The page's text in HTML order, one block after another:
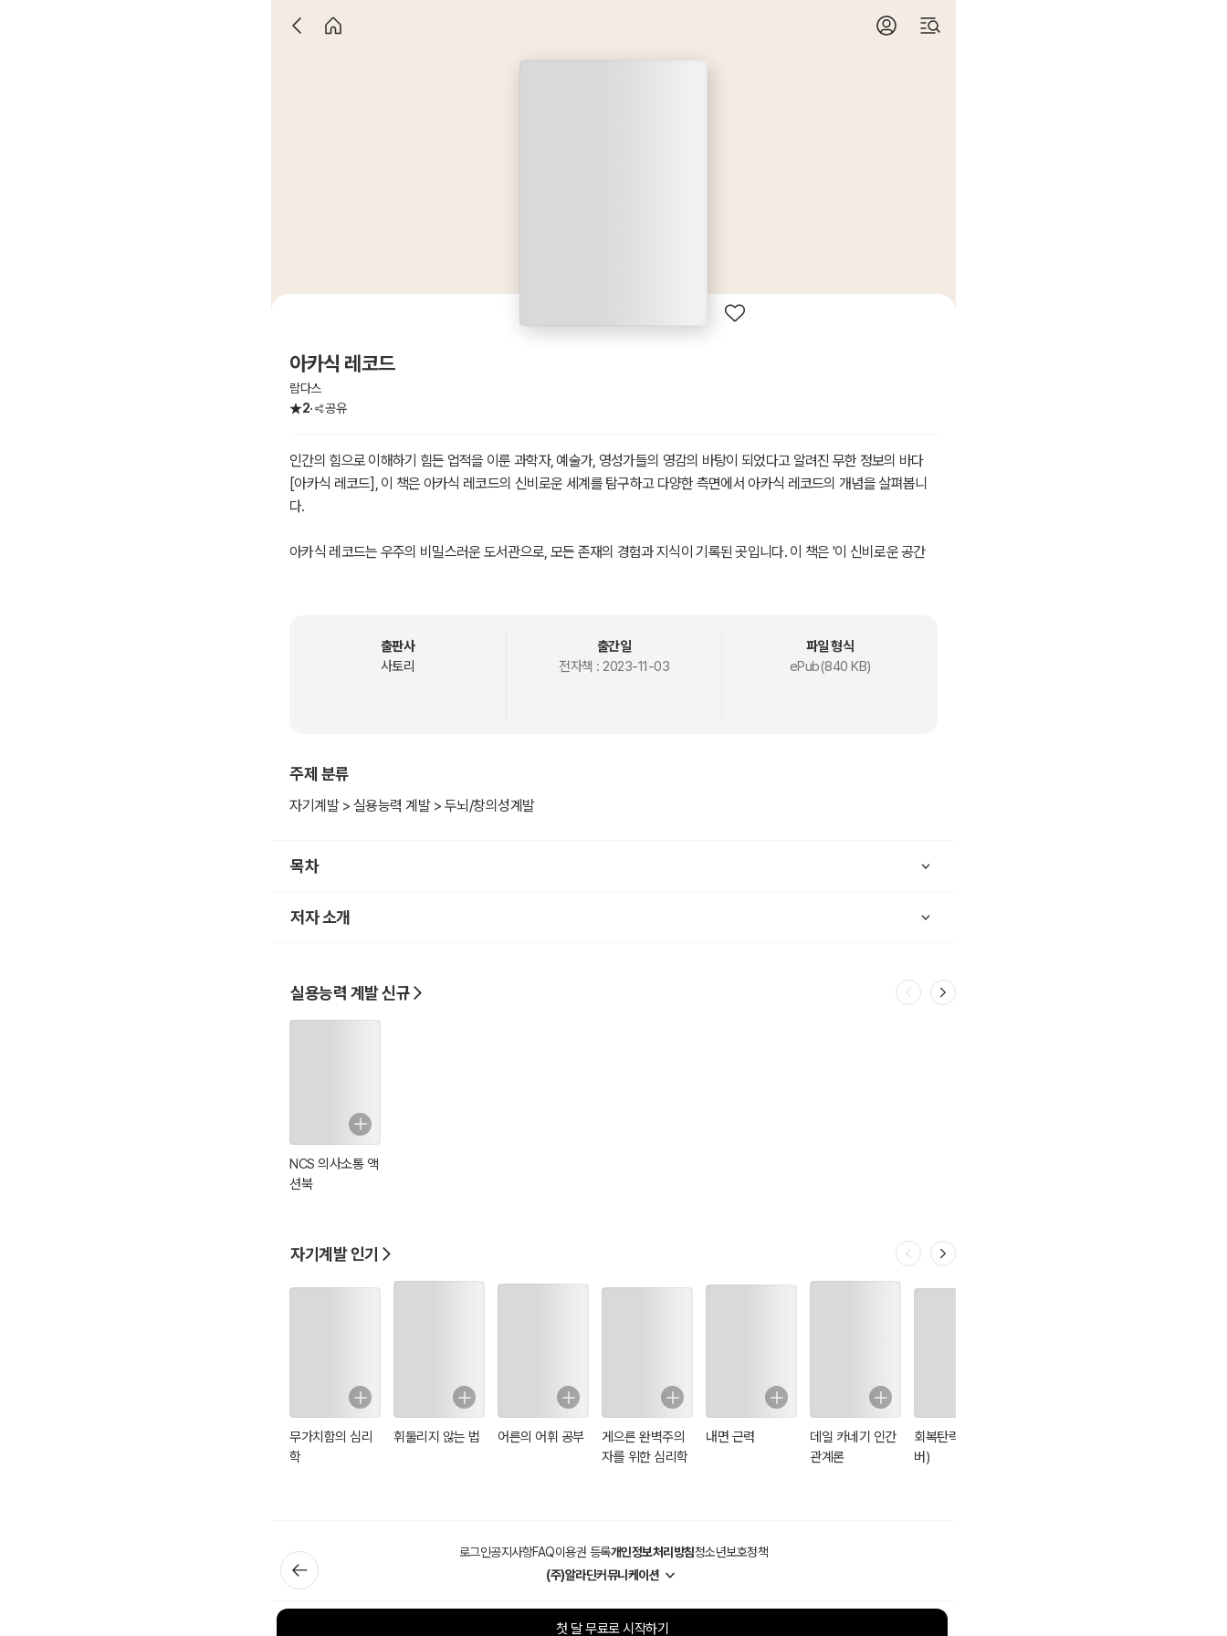
아카식 레코드
람다스
2
공유
인간의 힘으로 이해하기 힘든 업적을 이룬 과학자, 예술가, 영성가들의 영감의 바탕이 되었다고 알려진 무한 정보의 바다
[아카식 레코드], 이 책은 아카식 레코드의 신비로운 세계를 탐구하고 다양한 측면에서 아카식 레코드의 개념을 살펴봅니
다.
아카식 레코드는 우주의 비밀스러운 도서관으로, 모든 존재의 경험과 지식이 기록된 곳입니다. 이 책은 '이 신비로운 공간
아카식 레코드는 아직 많은 이에게 아직 알려지지 않은 신비로운 영역으로, 이 책은 아카식 레코드의 비밀을 밝히고, 그것
이 우리의 삶과 영적 여정에 어떻게 영향을 미칠 수 있는지에 대한 이해를 도울 것입니다.
출판사
사토리
출간일
전자책 : 2023-11-03
파일 형식
ePub(840 KB)
주제 분류
자기계발 > 실용능력 계발 > 두뇌/창의성계발
목차
저자 소개
실용능력 계발 신규
NCS 의사소통 액
션북
자기계발 인기
무가치함의 심리
학
휘둘리지 않는 법 어른의 어휘 공부
게으른 완벽주의
자를 위한 심리학
내면 근력
데일 카네기 인간
관계론
회복탄력성 (리커
버)
로그인공지사항FAQ이용권 등록개인정보처리방침청소년보호정책
(주)알라딘커뮤니케이션
첫 달 무료로 시작하기